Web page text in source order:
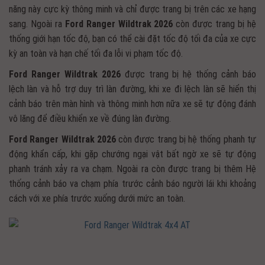
năng này cực kỳ thông minh và chỉ được trang bị trên các xe hạng
sang. Ngoài ra Ford Ranger Wildtrak 2026 còn được trang bị hệ
thống giới hạn tốc độ, bạn có thể cài đặt tốc độ tối đa của xe cực
kỳ an toàn và hạn chế tối đa lỗi vi phạm tốc độ.
Ford Ranger Wildtrak 2026được trang bị hệ thống cảnh báo
lệch làn và hỗ trợ duy trì làn đường, khi xe đi lệch làn sẽ hiển thị
cảnh báo trên màn hình và thông minh hơn nữa xe sẽ tự động đánh
vô lăng để điều khiển xe về đúng làn đường.
Ford Ranger Wildtrak 2026còn được trang bị hệ thống phanh tự
động khẩn cấp, khi gặp chướng ngại vật bất ngờ xe sẽ tự động
phanh tránh xảy ra va chạm. Ngoài ra còn được trang bị thêm Hệ
thống cảnh báo va chạm phía trước cảnh báo người lái khi khoảng
cách với xe phía trước xuống dưới mức an toàn.